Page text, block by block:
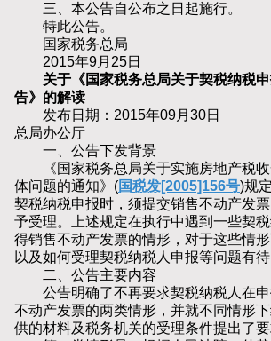
三、本公告自公布之日起施行。
特此公告。
国家税务总局
2015年9月25日
关于《国家税务总局关于契税纳税
告》的解读
发布日期：2015年09月30日
总局办公厅
一、公告下发背景
《国家税务总局关于实施房地产税收
体问题的通知》(国税发[2005]156号)规
契税纳税申报时，须提交销售不动产发
予受理。上述规定在执行中遇到一些契
得销售不动产发票的情形，对于这些情
以及如何受理契税纳税人申报等问题有待
二、公告主要内容
公告明确了不再要求契税纳税人在申
不动产发票的两类情形，并就不同情形
供的材料及税务机关的受理条件提出了要